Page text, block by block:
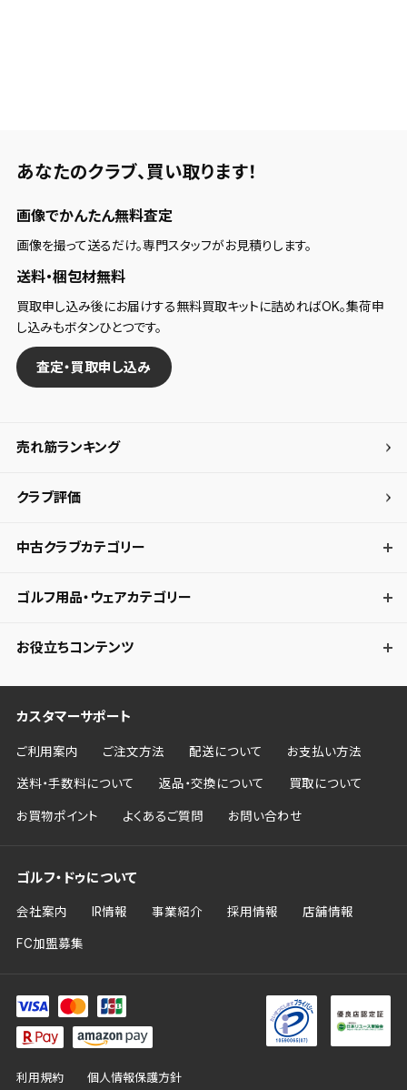
あなたのクラブ、 買い取ります！
画像でかんたん無料査定
画像を撮って送るだけ。専門スタッフがお見積りします。
送料・梱包材無料
買取申し込み後にお届けする無料買取キットに詰めればOK。集荷申
し込みもボタンひとつです。
査定・買取申し込み
売れ筋ランキング
クラブ評価
中古クラブカテゴリー
ゴルフ用品・ウェアカテゴリー
お役立ちコンテンツ
カスタマーサポート
ご利用案内 ご注文方法 配送について お支払い方法
送料・手数料について 返品・交換について 買取について
お買物ポイント よくあるご質問 お問い合わせ
ゴルフ・ドゥについて
会社案内 IR情報 事業紹介 採用情報 店舗情報
FC加盟募集
利用規約 個人情報保護方針